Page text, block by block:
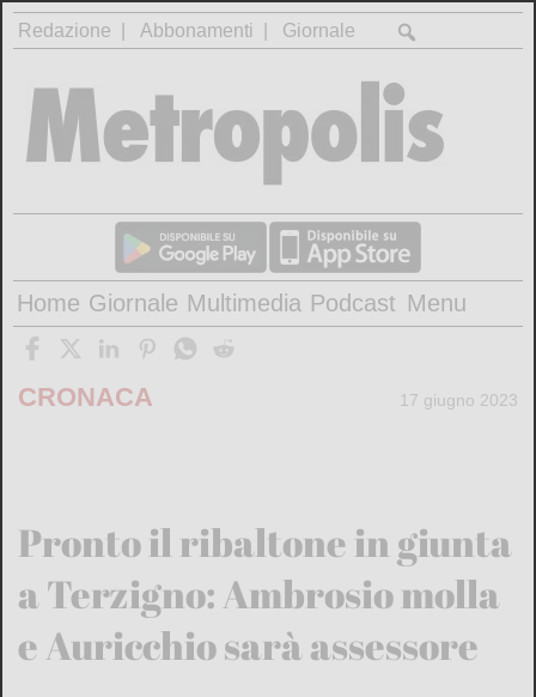
Redazione Abbonamenti Giornale
Home Giornale Multimedia Podcast Menu
CRONACA 17 giugno 2023
Pronto il ribaltone in giunta
a Terzigno: Ambrosio molla
e Auricchio sarà assessore